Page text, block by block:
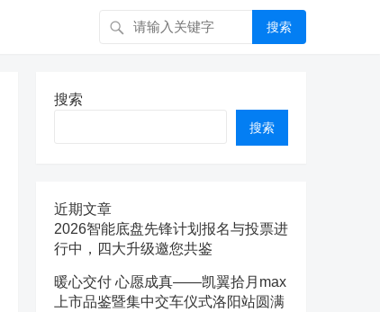
搜索
搜索
搜索
近期文章
2026智能底盘先锋计划报名与投票进
行中，四大升级邀您共鉴
暖心交付 心愿成真——凯翼拾月max
上市品鉴暨集中交车仪式洛阳站圆满